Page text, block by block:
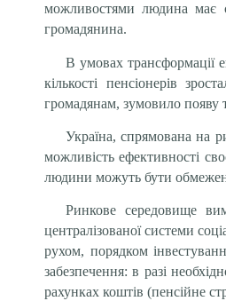
можливостями людина має
громадянина.
В умовах трансформації
кількості пенсіонерів
громадянам, зумовило появу
Україна, спрямована на
можливість ефективності
людини можуть бути
Ринкове середовище
централізованої системи
рухом, порядком
забезпечення: в разі
рахунках коштів (пенсійне